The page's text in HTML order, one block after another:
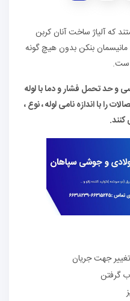
که آلیاژ ساخت آنان کربن
بنکن بدون هیچ گونه
است.
و حد تحمل فشار و دما با لوله
را با اندازه نامی لوله ، نوع ،
جهت جریان
گرفتن